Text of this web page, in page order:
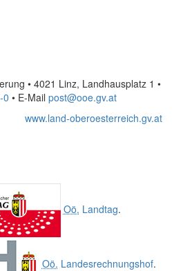
• 4021 Linz, Landhausplatz 1 •
0 • E-Mail post@ooe.gv.at
www.land-oberoesterreich.gv.at
Oö. Landtag.
Oö. Landesrechnungshof.